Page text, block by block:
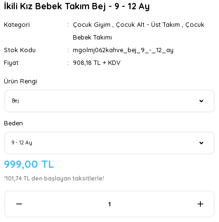
İkili Kız Bebek Takım Bej - 9 - 12 Ay
Kategori Çocuk Giyim Çocuk Alt - Üst Takım
Çocuk
Bebek Takımı
Stok Kodu
mgolmj062kahve_bej_9_-_12_ay
Fiyat
908,18 TL + KDV
Ürün Rengi
Beden
999,00 TL
*101,74 TL den başlayan taksitlerle!